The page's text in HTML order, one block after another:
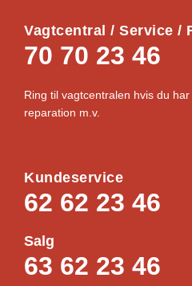
Vagtcentral / Service /
70 70 23 46
Ring til vagtcentralen hvis du
reparation m.v.
Kundeservice
62 62 23 46
Salg
63 62 23 46